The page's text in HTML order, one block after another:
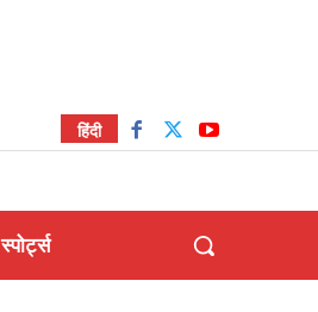
हिंदी
स्पोर्ट्स